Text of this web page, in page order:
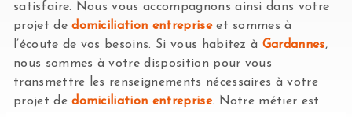
satisfaire. Nous vous accompagnons ainsi dans votre
projet dedomiciliation entrepriseet sommes à
l’écoute de vos besoins. Si vous habitez à Gardannes,
nous sommes à votre disposition pour vous
transmettre les renseignements nécessaires à votre
projet dedomiciliation entreprise. Notre métier est